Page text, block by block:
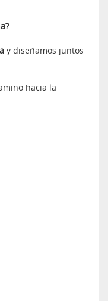
y diseñamos juntos
hacia la